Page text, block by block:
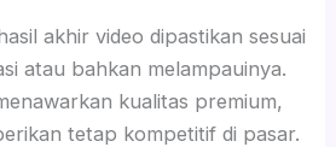
akhir video dipastikan sesuai
atau bahkan melampauinya.
kualitas premium,
tetap kompetitif di pasar.